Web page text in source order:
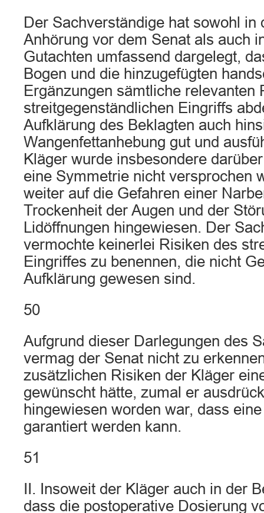
Der Sachverständige hat sowohl in
Anhörung vor dem Senat als auch
Gutachten umfassend dargelegt,
Bogen und die hinzugefügten
Ergänzungen sämtliche relevanten
streitgegenständlichen Eingriffs
Aufklärung des Beklagten auch
Wangenfettanhebung gut und
Kläger wurde insbesondere
eine Symmetrie nicht versprochen
weiter auf die Gefahren einer
Trockenheit der Augen und der
Lidöffnungen hingewiesen. Der
vermochte keinerlei Risiken des
Eingriffes zu benennen, die nicht
Aufklärung gewesen sind.
50
Aufgrund dieser Darlegungen des
vermag der Senat nicht zu
zusätzlichen Risiken der Kläger
gewünscht hätte, zumal er
hingewiesen worden war, dass
garantiert werden kann.
51
II. Insoweit der Kläger auch in der
dass die postoperative Dosierung